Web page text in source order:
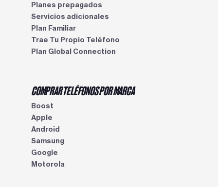
Planes prepagados
Servicios adicionales
Plan Familiar
Trae Tu Propio Teléfono
Plan Global Connection
COMPRAR TELÉFONOS POR MARCA
Boost
Apple
Android
Samsung
Google
Motorola